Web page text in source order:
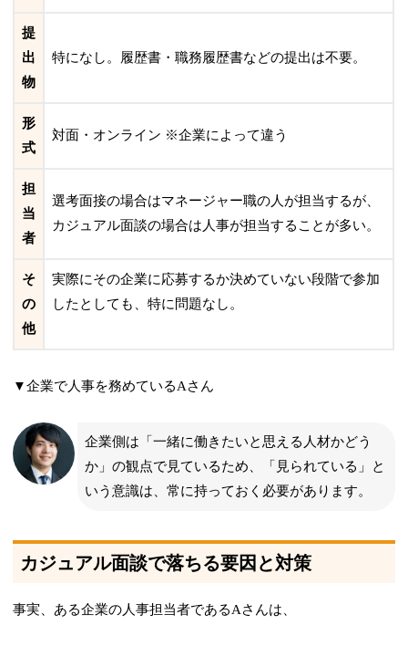
提
出
物
特になし。履歴書・職務履歴書などの提出は不要。
形
式
対面・オンライン ※企業によって違う
担
当
者
選考面接の場合はマネージャー職の人が担当するが、
カジュアル面談の場合は 人事が担当することが多い。
そ
の
他
実際にその企業に応募するか決めていない段階で参加
したとしても、特に問題なし。
▼企業で人事を務めているAさん
企業側は「一緒に働きたいと思える人材かどう
か」の観点で見ているため、「見られている」と
いう意識は、常に持っておく必要があります。
カジュアル面談で落ちる要因と対策
事実、ある企業の人事担当者であるAさんは、